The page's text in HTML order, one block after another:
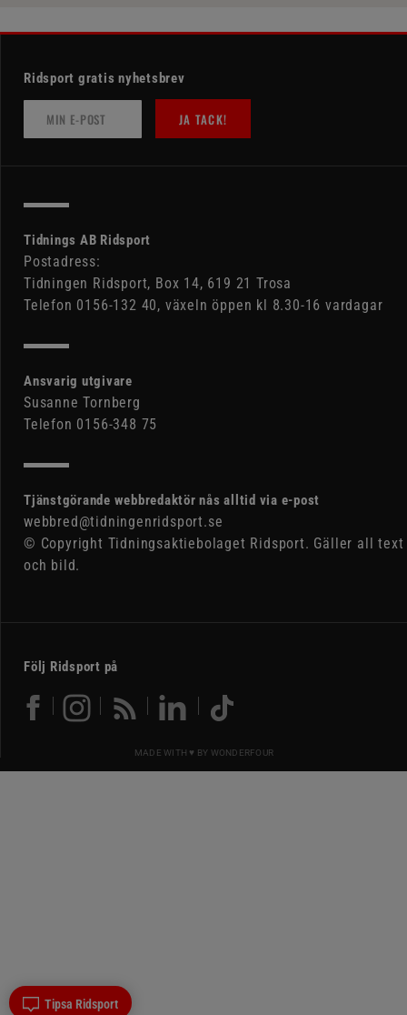
Tipsa Ridsport
Ridsport gratis nyhetsbrev
JA TACK!
Tidnings AB Ridsport
Postadress:
Tidningen Ridsport, Box 14, 619 21 Trosa
Telefon 0156-132 40, växeln öppen kl 8.30-16 vardagar
Ansvarig utgivare
Susanne Tornberg
Telefon 0156-348 75
Tjänstgörande webbredaktör nås alltid via e-post
webbred@tidningenridsport.se
© Copyright Tidningsaktiebolaget Ridsport. Gäller all text
och bild.
Följ Ridsport på
MADE WITH ♥ BY WONDERFOUR